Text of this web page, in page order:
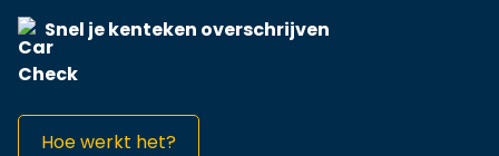
Snel je kenteken overschrijven
Hoe werkt het?